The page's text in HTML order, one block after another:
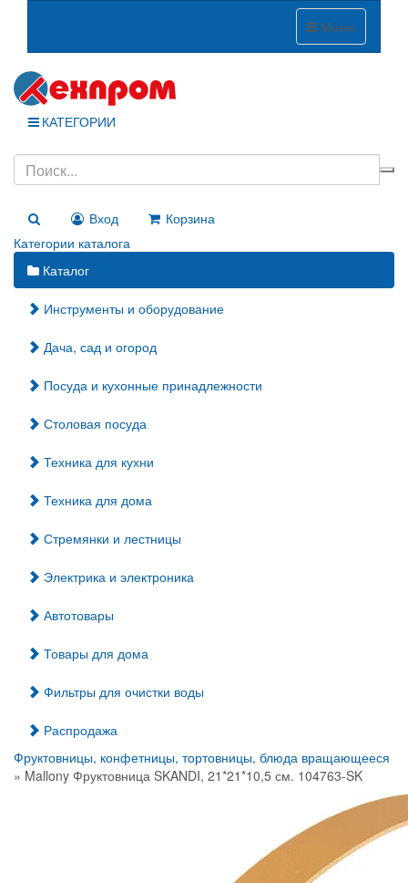
Меню
КАТЕГОРИИ
Вход
Корзина
Категории каталога
Каталог
Инструменты и оборудование
Дача, сад и огород
Посуда и кухонные принадлежности
Столовая посуда
Техника для кухни
Техника для дома
Стремянки и лестницы
Электрика и электроника
Автотовары
Товары для дома
Фильтры для очистки воды
Распродажа
Фруктовницы, конфетницы, тортовницы, блюда вращающееся
» Mallony Фруктовница SKANDI, 21*21*10,5 см. 104763-SK